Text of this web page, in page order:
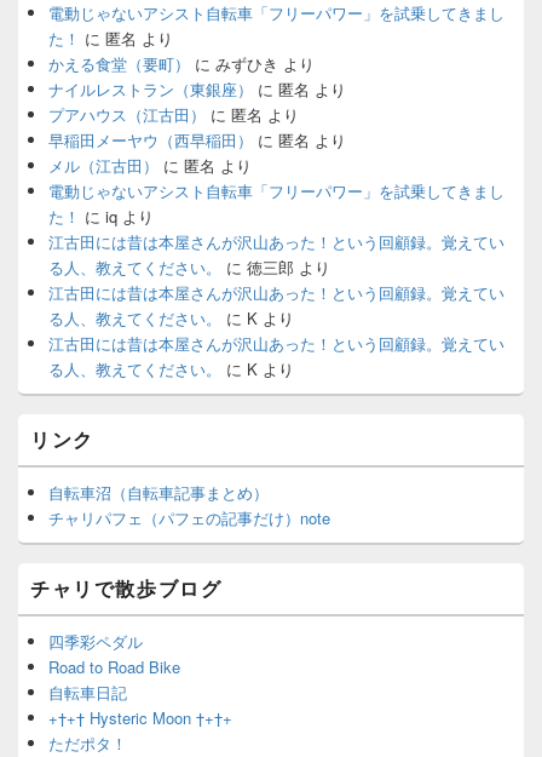
電動じゃないアシスト自転車「フリーパワー」を試乗してきまし
た！ に 匿名 より
かえる食堂（要町）
に みずひき より
ナイルレストラン（東銀座）
に 匿名 より
プアハウス（江古田）
に 匿名 より
早稲田メーヤウ（西早稲田）
に 匿名 より
メル（江古田）
に 匿名 より
電動じゃないアシスト自転車「フリーパワー」を試乗してきまし
た！ に iq より
江古田には昔は本屋さんが沢山あった！という回顧録。覚えてい
る人、教えてください。
に 徳三郎 より
江古田には昔は本屋さんが沢山あった！という回顧録。覚えてい
る人、教えてください。
に K より
江古田には昔は本屋さんが沢山あった！という回顧録。覚えてい
る人、教えてください。
に K より
リンク
自転車沼（自転車記事まとめ）
チャリパフェ（パフェの記事だけ）note
チャリで散歩ブログ
四季彩ペダル
Road to Road Bike
自転車日記
+†+† Hysteric Moon †+†+
ただポタ！